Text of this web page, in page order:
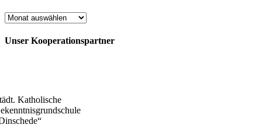
Archiv
Unser Kooperationspartner
Katholische